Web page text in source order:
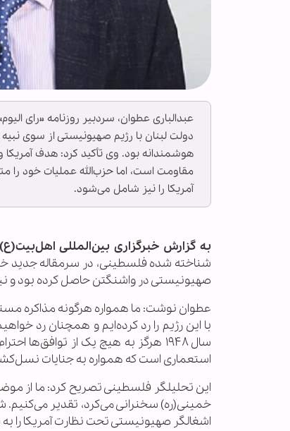
عبدالباری عطوان، سردبیر روزنامه «رای
دولت لبنان با رژیم صهیونیستی از سوی
هوشمندانه بود. وی تأکید کرد: هدف آمریکا
مقاومت است، اما حزب‌الله عملیات خود را
آمریکا را نیز شامل می‌شود.
به گزارش خبرگزاری بین‌المللی اهل‌بیت(ع)
شناخته شده فلسطینی، در سرمقاله جدید خود
صهیونیستی در واشنگتن حاصل کرده بود و
عطوان نوشت: ما همواره هرگونه مذاکره
با این رژیم را رد کرده‌ایم و همچنان رد
سال ۱۹۴۸ هرگز به هیچ یک از
استعماری است که همواره به جنایات
این تحلیلگر فلسطینی تصریح کرد: ما از
خمینی(ره) سخنرانی می‌کرد، تقدیر می‌کنیم.
اشغالگر صهیونیستی تحت نظارت آمریکا را